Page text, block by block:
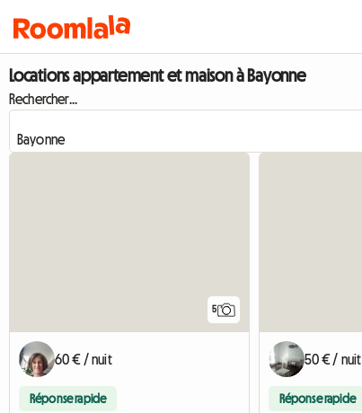
Locations appartement et maison à Bayonne
Rechercher...
5
60 € / nuit
Réponse rapide
50 € / nuit
Réponse rapide